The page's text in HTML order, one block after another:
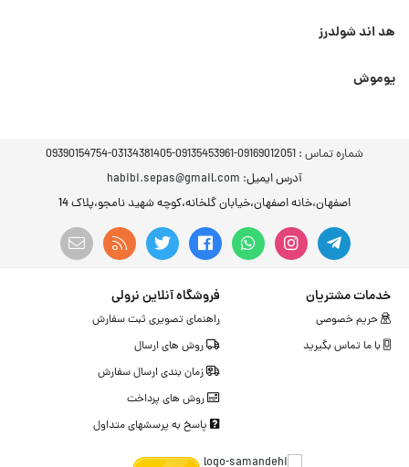
هد اند شولدرز
یوموش
شماره تماس : 09169012051-09135453961-03134381405-09390154754
آدرس ایمیل: habibi.sepas@gmail.com
اصفهان،خانه اصفهان،خیابان گلخانه،کوچه شهید نامجو،پلاک 14
خدمات مشتریان
حریم خصوصی
با ما تماس بگیرید
فروشگاه آنلاین نرولی
راهنمای تصویری ثبت سفارش
روش های ارسال
زمان بندی ارسال سفارش
روش های پرداخت
پاسخ به پرسشهای متداول